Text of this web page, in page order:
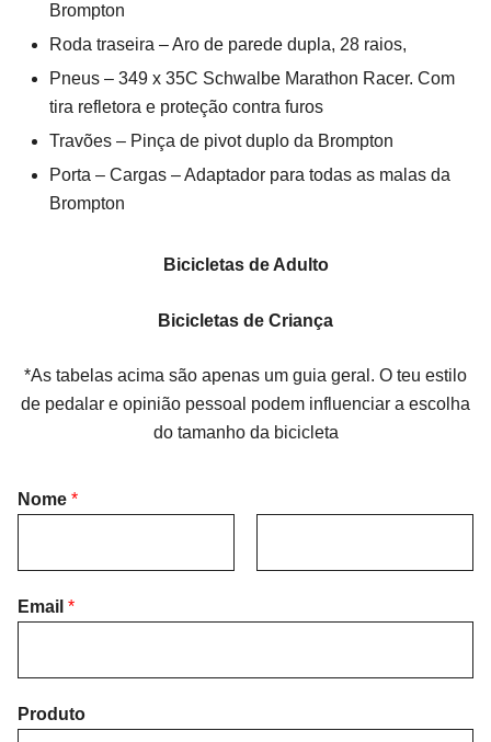
Brompton
Roda traseira – Aro de parede dupla, 28 raios,
Pneus – 349 x 35C Schwalbe Marathon Racer. Com
tira refletora e proteção contra furos
Travões – Pinça de pivot duplo da Brompton
Porta – Cargas – Adaptador para todas as malas da
Brompton
Bicicletas de Adulto
Bicicletas de Criança
*As tabelas acima são apenas um guia geral. O teu estilo
de pedalar e opinião pessoal podem influenciar a escolha
do tamanho da bicicleta
Nome *
t
Email *
Produto